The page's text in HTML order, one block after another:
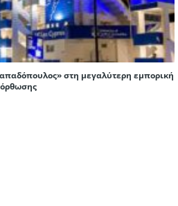
στη μεγαλύτερη εμπορική